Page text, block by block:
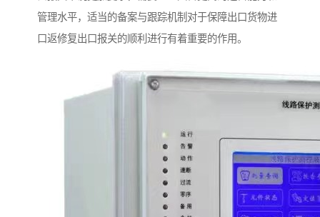
管理水平，适当的备案与跟踪机制对于保障出口货物进
口返修复出口报关的顺利进行有着重要的作用。